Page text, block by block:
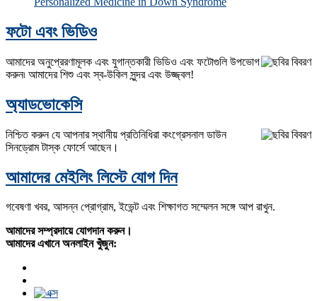
ফটো এবং ভিডিও
আমাদের অনুপ্রেরণামূলক এবং যুগান্তকারী ভিডিও এবং ফটোগুলি উপভোগ
করুন৷ আমাদের শিশু এবং স্ব-উকিল সুন্দর এবং উজ্জ্বল!
অ্যাডভোকেসি
নিশ্চিত করুন যে আপনার স্থানীয় প্রতিনিধিরা কংগ্রেসনাল ডাউন
সিনড্রোম টাস্ক ফোর্সে আছেন।
আমাদের মেইলিং লিস্টে যোগ দিন
গবেষণা খবর, আসন্ন প্রোগ্রাম, ইভেন্ট এবং শিক্ষাগত সম্মেলন সঙ্গে আপ রাখুন.
আমাদের সম্প্রদায়ে যোগদান করুন।
আমাদের এখানে অনলাইন খুঁজুন: